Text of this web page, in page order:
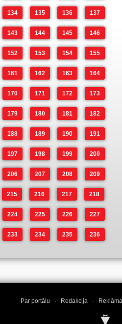
134 135 136 137
143 144 145 146
152 153 154 155
161 162 163 164
170 171 172 173
179 180 181 182
188 189 190 191
197 198 199 200
206 207 208 209
215 216 217 218
224 225 226 227
233 234 235 236
Par portālu · Redakcija · Reklāma